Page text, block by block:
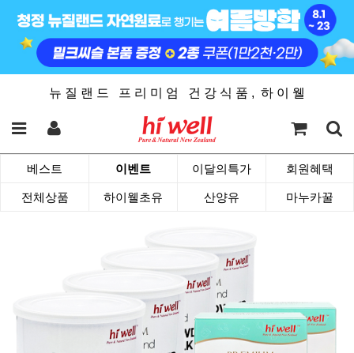
뉴 질 랜 드 프 리 미 엄 건 강 식 품 , 하 이 웰
베스트 이벤트 이달의특가 회원혜택
전체상품 하이웰초유 산양유 마누카꿀